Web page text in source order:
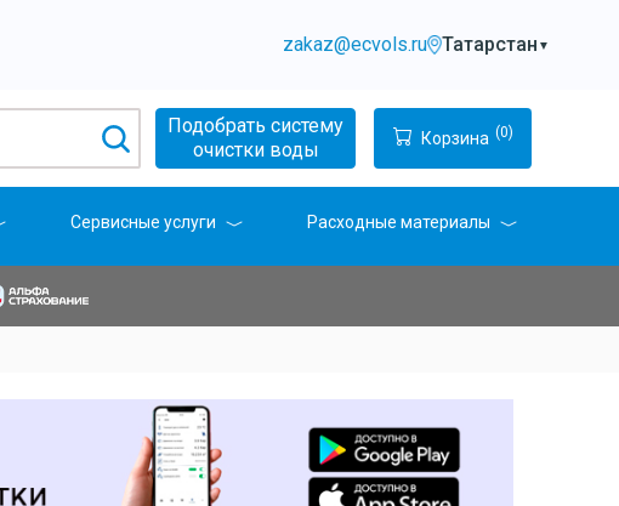
zakaz@ecvols.ru Татарстан ▼
Подобрать систему
очистки воды
Корзина (0)
Сервисные услуги Расходные материалы